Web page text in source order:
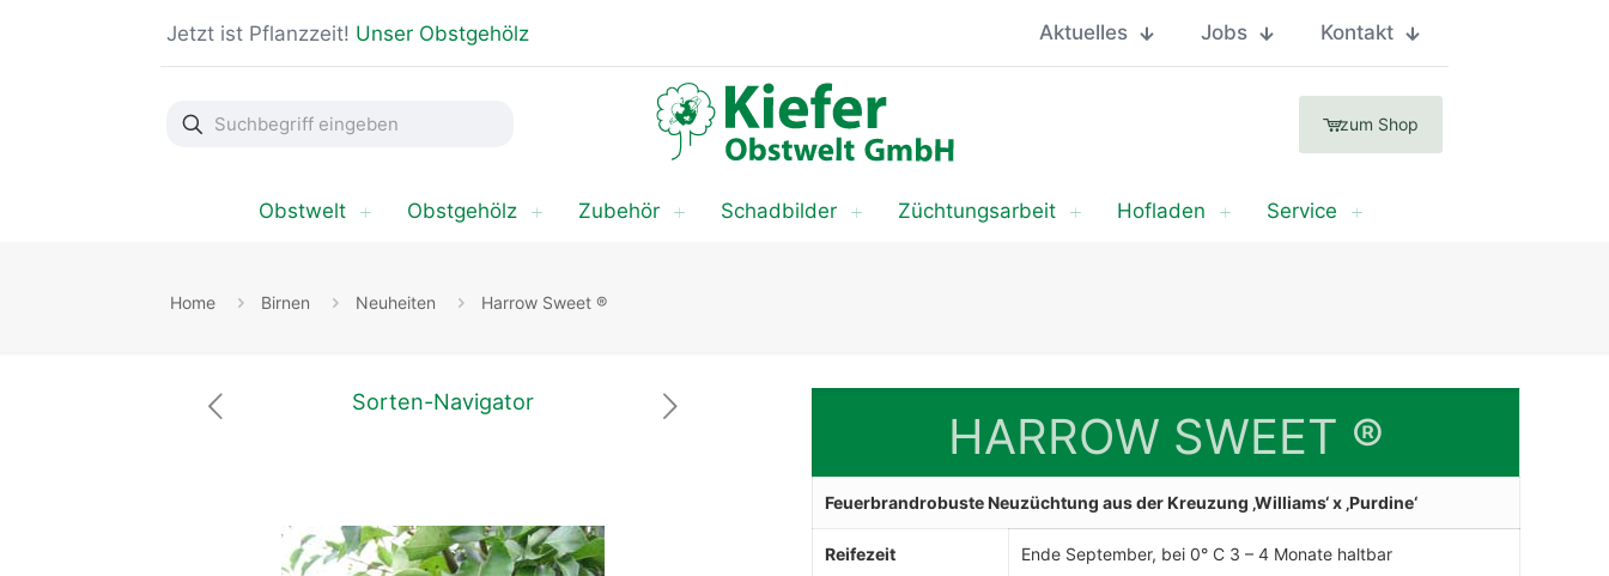
Jetzt ist Pflanzzeit! Unser Obstgehölz Aktuelles Jobs Kontakt
Suchbegriff
eingeben
zum Shop
Obstwelt Obstgehölz Zubehör Schadbilder Züchtungsarbeit Hofladen Service
Home Birnen Neuheiten Harrow Sweet ®
Sorten-Navigator
HARROW SWEET ®
Feuerbrandrobuste Neuzüchtung aus der Kreuzung ‚Williams‘ x ‚Purdine‘
Reifezeit Ende September, bei 0° C 3 – 4 Monate haltbar